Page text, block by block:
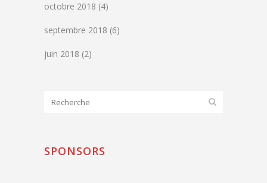
octobre 2018 (4)
septembre 2018 (6)
juin 2018 (2)
SPONSORS